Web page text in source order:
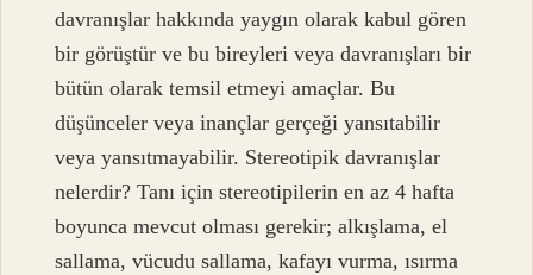
davranışlar hakkında yaygın olarak kabul gören
bir görüştür ve bu bireyleri veya davranışları bir
bütün olarak temsil etmeyi amaçlar. Bu
düşünceler veya inançlar gerçeği yansıtabilir
veya yansıtmayabilir. Stereotipik davranışlar
nelerdir? Tanı için stereotipilerin en az 4 hafta
boyunca mevcut olması gerekir; alkışlama, el
sallama, vücudu sallama, kafayı vurma, ısırma